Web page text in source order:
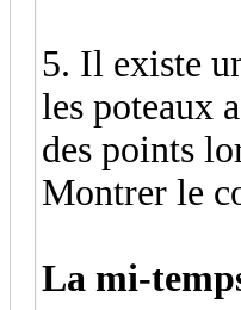
5. Il existe
les poteaux
des points
Montrer le
La mi-